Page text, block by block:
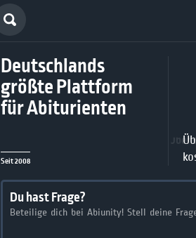
Deutschlands
größte Plattform
für Abiturienten
Seit 2008
Du hast Frage?
Beteilige dich bei Abiunity! Stell deine